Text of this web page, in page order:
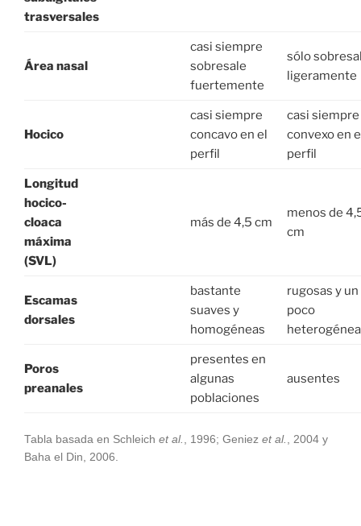
trasversales
Área nasal
casi siempre
sobresale
fuertemente
sólo
ligeramente
Hocico
casi siempre
concavo en el
perfil
casi siempre
convexo en
perfil
Longitud
hocico-
cloaca
máxima
(SVL)
más de 4,5 cm
menos de
cm
Escamas
dorsales
bastante
suaves y
homogéneas
rugosas y un
poco
Poros
preanales
presentes en
algunas
poblaciones
ausentes
Tabla basada en Schleich et al. , 1996; Geniez et al. , 2004 y
Baha el Din, 2006.